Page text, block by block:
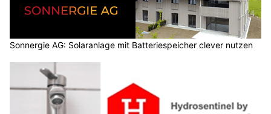
Sonnergie AG: Solaranlage mit Batteriespeicher clever nutzen